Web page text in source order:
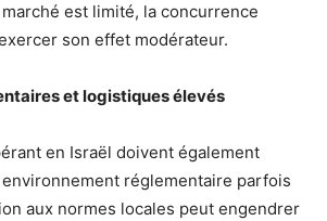
marché est limité, la concurrence
son effet modérateur.
et logistiques élevés
en Israël doivent également
réglementaire parfois
aux normes locales peut engendrer